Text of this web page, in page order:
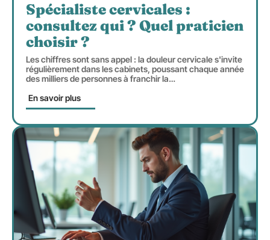
Spécialiste cervicales :
consultez qui ? Quel praticien
choisir ?
Les chiffres sont sans appel : la douleur cervicale s'invite
régulièrement dans les cabinets, poussant chaque année
des milliers de personnes à franchir la…
En savoir plus